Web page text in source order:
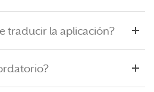
traducir la aplicación?